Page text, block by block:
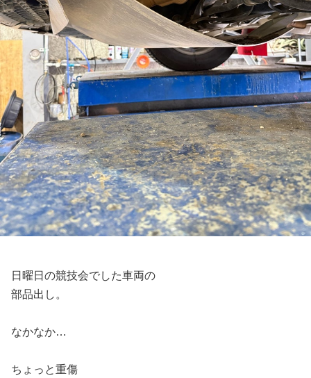
日曜日の競技会でした車両の
部品出し。
なかなか…
ちょっと重傷